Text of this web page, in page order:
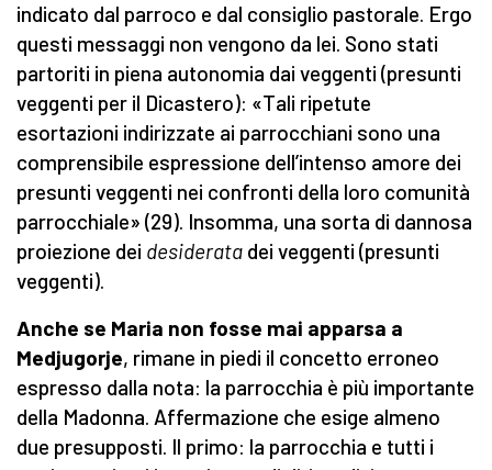
indicato dal parroco e dal consiglio pastorale. Ergo
questi messaggi non vengono da lei. Sono stati
partoriti in piena autonomia dai veggenti (presunti
veggenti per il Dicastero): «Tali ripetute
esortazioni indirizzate ai parrocchiani sono una
comprensibile espressione dell’intenso amore dei
presunti veggenti nei confronti della loro comunità
parrocchiale» (29). Insomma, una sorta di dannosa
proiezione dei desiderata dei veggenti (presunti
veggenti).
Anche se Maria non fosse mai apparsa a
Medjugorje, rimane in piedi il concetto erroneo
espresso dalla nota: la parrocchia è più importante
della Madonna. Affermazione che esige almeno
due presupposti. Il primo: la parrocchia e tutti i